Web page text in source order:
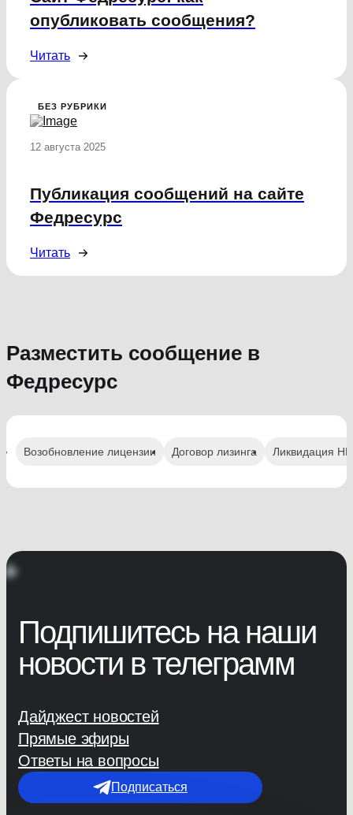
опубликовать сообщения?
Читать
БЕЗ РУБРИКИ
12 августа 2025
Публикация сообщений на сайте
Федресурс
Читать
Разместить сообщение в
Федресурс
Возобновление лицензии Договор лизинга Ликвидация
Подпишитесь на наши
новости в телеграмм
Дайджест новостей
Прямые эфиры
Ответы на вопросы
Подписаться